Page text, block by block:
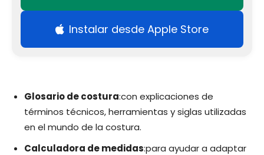
Instalar desde Apple Store
Glosario de costura:con explicaciones de
términos técnicos, herramientas y siglas utilizadas
en el mundo de la costura.
Calculadora de medidas:para ayudar a adaptar